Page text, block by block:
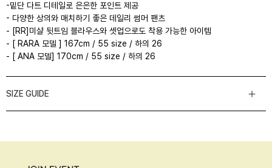
-밑단 다트 디테일로 은은한 포인트 제공
- 다양한 상의와 매치하기 좋은 데일리 썸머 팬츠
- [RR]미샬 뒷트임 블라우스와 셋업으로도 착용 가능한 아이템
- [ RARA 모델 ] 167cm / 55 size / 하의 26
- [ ANA 모델] 170cm / 55 size / 하의 26
SIZE GUIDE